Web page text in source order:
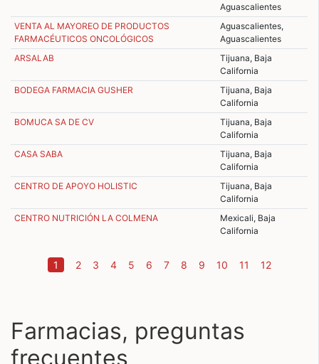
Aguascalientes
VENTA AL MAYOREO DE PRODUCTOS
FARMACÉUTICOS ONCOLÓGICOS
Aguascalientes,
Aguascalientes
ARSALAB
Tijuana, Baja
California
BODEGA FARMACIA GUSHER
Tijuana, Baja
California
BOMUCA SA DE CV
Tijuana, Baja
California
CASA SABA
Tijuana, Baja
California
CENTRO DE APOYO HOLISTIC
Tijuana, Baja
California
CENTRO NUTRICIÓN LA COLMENA
Mexicali, Baja
California
1 (current)
2 3 4 5 6 7 8 9 10 11 12
Farmacias, preguntas
frecuentes